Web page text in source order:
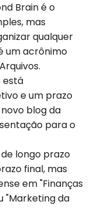
Brain é o
mas
qualquer
um acrônimo
está
e um prazo
blog da
para o
longo prazo
final, mas
em "Finanças
"Marketing da